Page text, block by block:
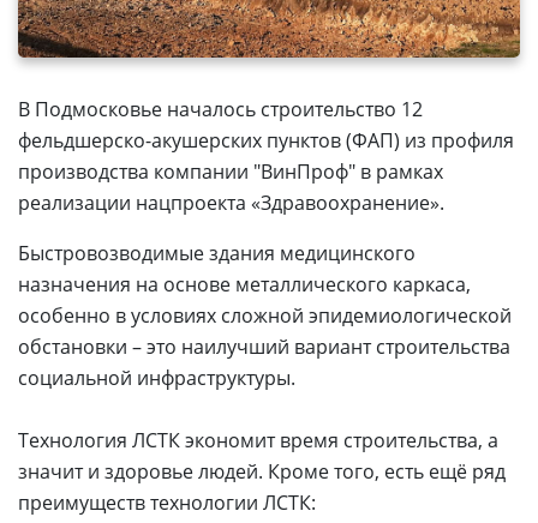
В Подмосковье началось строительство 12
фельдшерско-акушерских пунктов (ФАП) из профиля
производства компании "ВинПроф" в рамках
реализации нацпроекта «Здравоохранение».
Быстровозводимые здания медицинского
назначения на основе металлического каркаса,
особенно в условиях сложной эпидемиологической
обстановки – это наилучший вариант строительства
социальной инфраструктуры.
Технология ЛСТК экономит время строительства, а
значит и здоровье людей. Кроме того, есть ещё ряд
преимуществ технологии ЛСТК: